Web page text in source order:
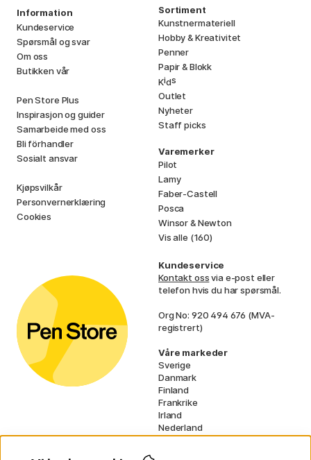
Information
Kundeservice
Spørsmål og svar
Om oss
Butikken vår
Pen Store Plus
Inspirasjon og guider
Samarbeide med oss
Bli förhandler
Sosialt ansvar
Kjøpsvilkår
Personvernerklæring
Cookies
Sortiment
Kunstnermateriell
Hobby & Kreativitet
Penner
Papir & Blokk
Kids
Outlet
Nyheter
Staff picks
Varemerker
Pilot
Lamy
Faber-Castell
Posca
Winsor & Newton
Vis alle (160)
Kundeservice
Kontakt ossvia e-post eller
telefon hvis du har spørsmål.
Org No: 920 494 676 (MVA-
registrert)
Våre markeder
Sverige
Danmark
Finland
Frankrike
Irland
Nederland
Tyskland